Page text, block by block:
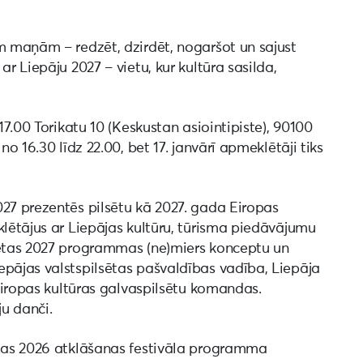
– redzēt, dzirdēt, nogaršot un sajust
Liepāju 2027 – vietu, kur kultūra sasilda,
Torikatu 10 (Keskustan asiointipiste), 90100
16.30 līdz 22.00, bet 17. janvārī apmeklētāji tiks
prezentēs pilsētu kā 2027. gada Eiropas
ar Liepājas kultūru, tūrisma piedāvājumu
2027 programmas (ne)miers konceptu un
valstspilsētas pašvaldības vadība, Liepāja
kultūras galvaspilsētu komandas.
danči.
2026 atklāšanas festivāla programma